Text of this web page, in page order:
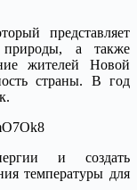
представляет
а также
жителей Новой
страны. В год
и создать
температуры для